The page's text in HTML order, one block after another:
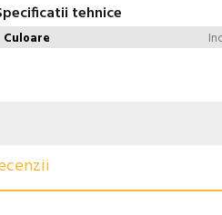
tehnice
Culoare